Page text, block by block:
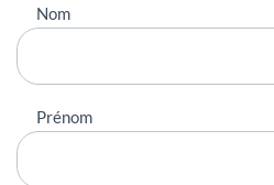
Nous
contacter
Nom
Prénom